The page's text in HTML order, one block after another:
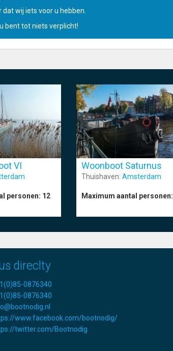
wij iets voor u hebben.
bent tot niets verplicht!
VI
personen: 12
Woonboot Saturnus
Thuishaven: Amsterdam
Maximum aantal personen:
direclty
0876340
0876340
www.facebook.com/bootnodig/
twitter.com/Bootnodig